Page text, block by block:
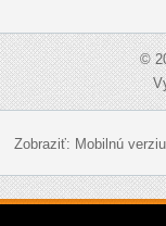
©
Zobraziť: Mobilnú verziu